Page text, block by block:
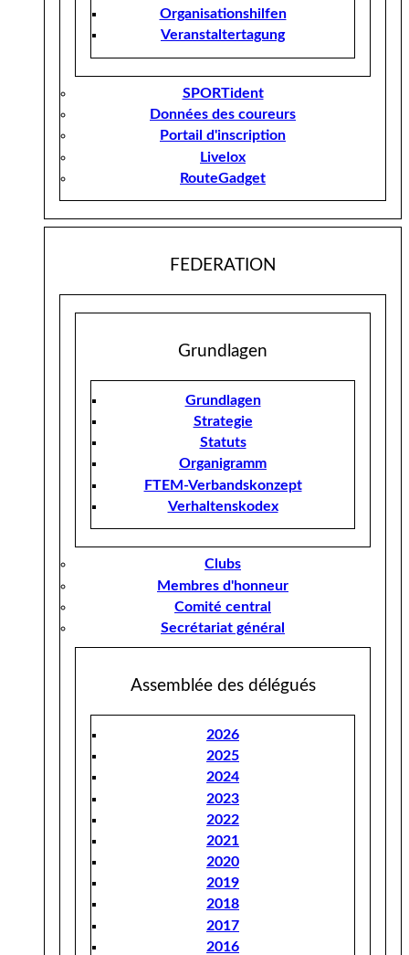
Organisationshilfen
Veranstaltertagung
SPORTident
Données des coureurs
Portail d'inscription
Livelox
RouteGadget
FEDERATION
Grundlagen
Grundlagen
Strategie
Statuts
Organigramm
FTEM-Verbandskonzept
Verhaltenskodex
Clubs
Membres d'honneur
Comité central
Secrétariat général
Assemblée des délégués
2026
2025
2024
2023
2022
2021
2020
2019
2018
2017
2016